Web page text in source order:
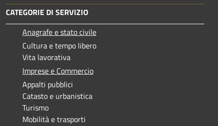
CATEGORIE DI SERVIZIO
Anagrafe e stato civile
Cultura e tempo libero
Vita lavorativa
Imprese e Commercio
Appalti pubblici
Catasto e urbanistica
Turismo
Mobilità e trasporti